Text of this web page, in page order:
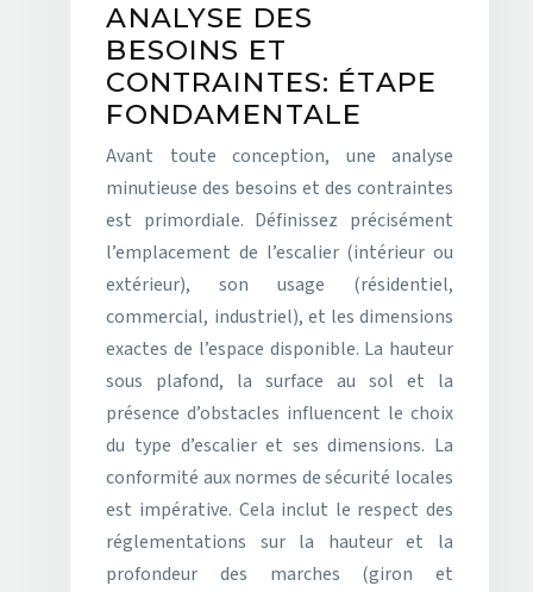
ANALYSE DES
BESOINS ET
CONTRAINTES: ÉTAPE
FONDAMENTALE
Avant toute conception, une analyse
minutieuse des besoins et des contraintes
est primordiale. Définissez précisément
l’emplacement de l’escalier (intérieur ou
extérieur), son usage (résidentiel,
commercial, industriel), et les dimensions
exactes de l’espace disponible. La hauteur
sous plafond, la surface au sol et la
présence d’obstacles influencent le choix
du type d’escalier et ses dimensions. La
conformité aux normes de sécurité locales
est impérative. Cela inclut le respect des
réglementations sur la hauteur et la
profondeur des marches (giron et